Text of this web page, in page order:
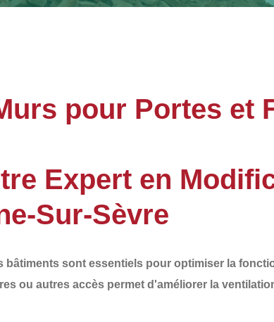
pour Portes et
Expert en
Sur-Sèvre
bâtiments sont essentiels pour optimiser la
ou autres accès permet d'améliorer la